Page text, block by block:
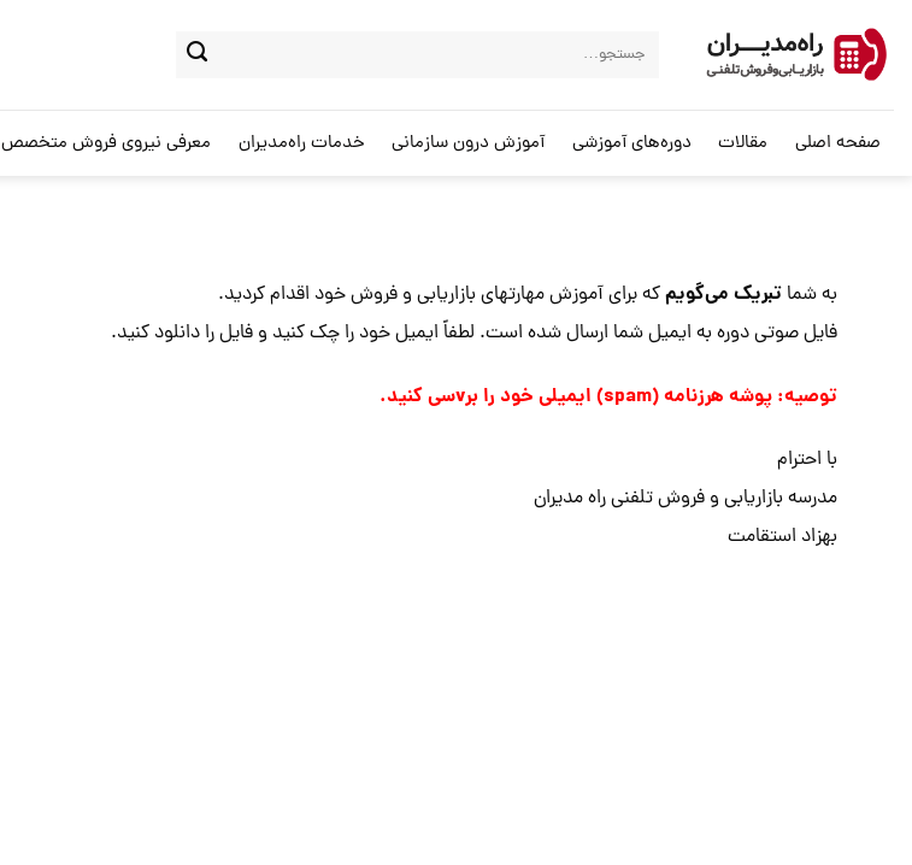
صفحه اصلی مقالات دوره‌های آموزشی آموزش درون سازمانی خدمات راه‌مدیران معرفی نیروی فروش متخصص
به شما تبریک می‌گویمکه برای آموزش مهارتهای بازاریابی و فروش خود اقدام کردید.
فایل صوتی دوره به ایمیل شما ارسال شده است. لطفاً ایمیل خود را چک کنید و فایل را دانلود کنید.
توصیه: پوشه هرزنامه (spam) ایمیلی خود را برvسی کنید.
با احترام
مدرسه بازاریابی و فروش تلفنی راه مدیران
بهزاد استقامت